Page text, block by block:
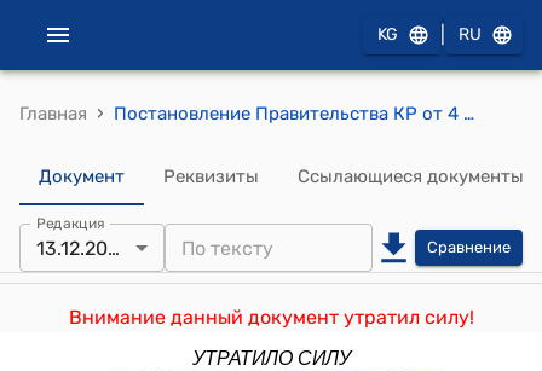
KG RU
Главная › Постановление Правительства КР от 4 июля 2019 года № 340 "О вопросах организации и управления государственными предприятиями Кыргызской Республики в сфере цифровизации"
Документ Реквизиты Ссылающиеся документы
Редакция
13.12.2023 Сравнение
Внимание данный документ утратил силу!